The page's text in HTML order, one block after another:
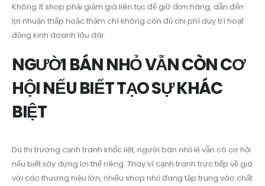
Không ít shop phải giảm giá liên tục để giữ đơn hàng, dẫn đến
lợi nhuận thấp hoặc thậm chí không còn đủ chi phí duy trì hoạt
động kinh doanh lâu dài.
NGƯỜI BÁN NHỎ VẪN CÒN CƠ
HỘI NẾU BIẾT TẠO SỰ KHÁC
BIỆT
Dù thị trường cạnh tranh khốc liệt, người bán nhỏ lẻ vẫn có cơ hội
nếu biết xây dựng lợi thế riêng. Thay vì cạnh tranh trực tiếp về giá
với các thương hiệu lớn, nhiều shop nhỏ đang tập trung vào chất